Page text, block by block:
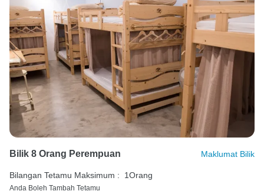
Bilik 8 Orang Perempuan Maklumat Bilik
Bilangan Tetamu Maksimum : 1Orang
Anda Boleh Tambah Tetamu